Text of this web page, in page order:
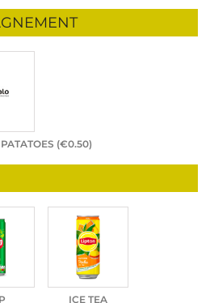
(€0.50)
ICE TEA